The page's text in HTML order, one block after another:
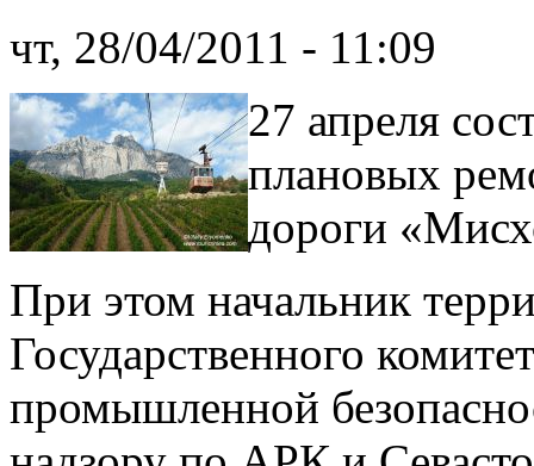
чт, 28/04/2011 - 11:09
27 апреля
плановых
дороги
При этом начальник
Государственного
промышленной